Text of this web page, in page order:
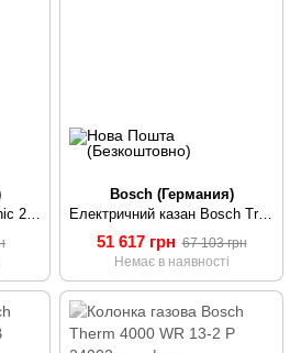
Водонагрівач Bosch Tronic 2000 T TR2000T 100 B/100л, 2000W
Bosch (Германия)
Електричний казан Bosch Tronic Heat 3500 12 ErP UA 12 кВт
51 617 грн 67 103 грн
Немає в наявності